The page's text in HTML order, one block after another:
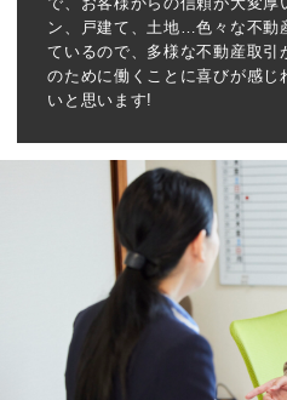
ン、戸建て、土地…色々な不動
ているので、多様な不動産取引
のために働くことに喜びが感じ
いと思います!